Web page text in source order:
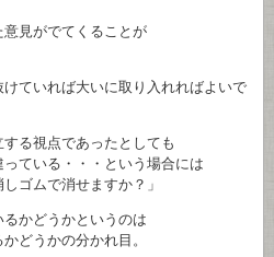
見がでてくることが
ていれば大いに取り入れればよいで
る視点であったとしても
ている・・・という場合には
ムで消せますか？」
かどうかというのは
うかの分かれ目。